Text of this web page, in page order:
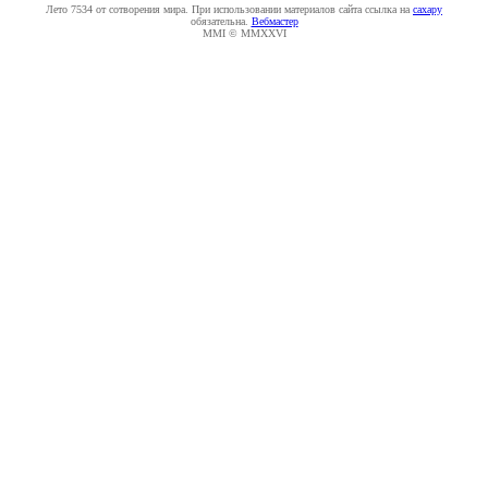
Лето 7534 от сотворения мира. При использовании материалов сайта ссылка на caxapу
обязательна. Вебмастер
MMI © MMXXVI